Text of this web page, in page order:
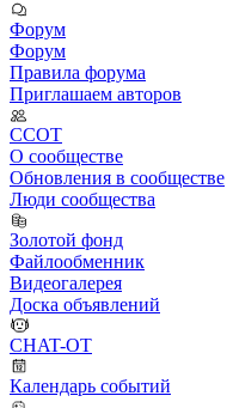
Форум
Форум
Правила форума
Приглашаем авторов
ССОТ
О сообществе
Обновления в сообществе
Люди сообщества
Золотой фонд
Файлообменник
Видеогалерея
Доска объявлений
CHAT-OT
Календарь событий